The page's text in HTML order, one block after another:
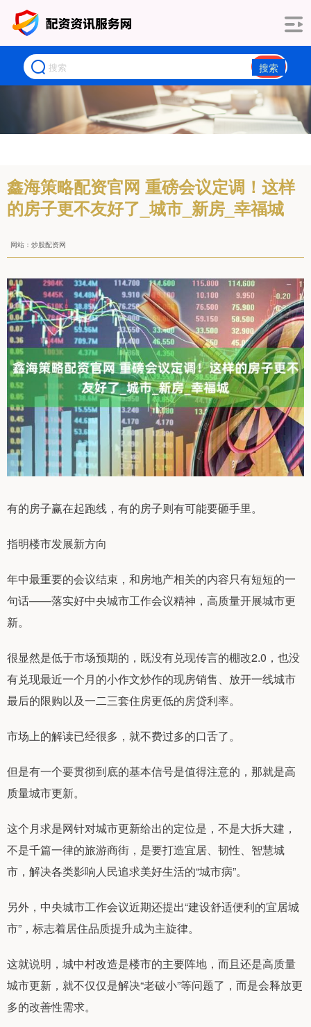
搜索
鑫海策略配资官网 重磅会议定调！这样
的房子更不友好了_城市_新房_幸福城
网站：炒股配资网
有的房子赢在起跑线，有的房子则有可能要砸手里。
指明楼市发展新方向
年中最重要的会议结束，和房地产相关的内容只有短短的一
句话——落实好中央城市工作会议精神，高质量开展城市更
新。
很显然是低于市场预期的，既没有兑现传言的棚改2.0，也没
有兑现最近一个月的小作文炒作的现房销售、放开一线城市
最后的限购以及一二三套住房更低的房贷利率。
市场上的解读已经很多，就不费过多的口舌了。
但是有一个要贯彻到底的基本信号是值得注意的，那就是高
质量城市更新。
这个月求是网针对城市更新给出的定位是，不是大拆大建，
不是千篇一律的旅游商街，是要打造宜居、韧性、智慧城
市，解决各类影响人民追求美好生活的“城市病”。
另外，中央城市工作会议近期还提出“建设舒适便利的宜居城
市”，标志着居住品质提升成为主旋律。
这就说明，城中村改造是楼市的主要阵地，而且还是高质量
城市更新，就不仅仅是解决“老破小”等问题了，而是会释放更
多的改善性需求。